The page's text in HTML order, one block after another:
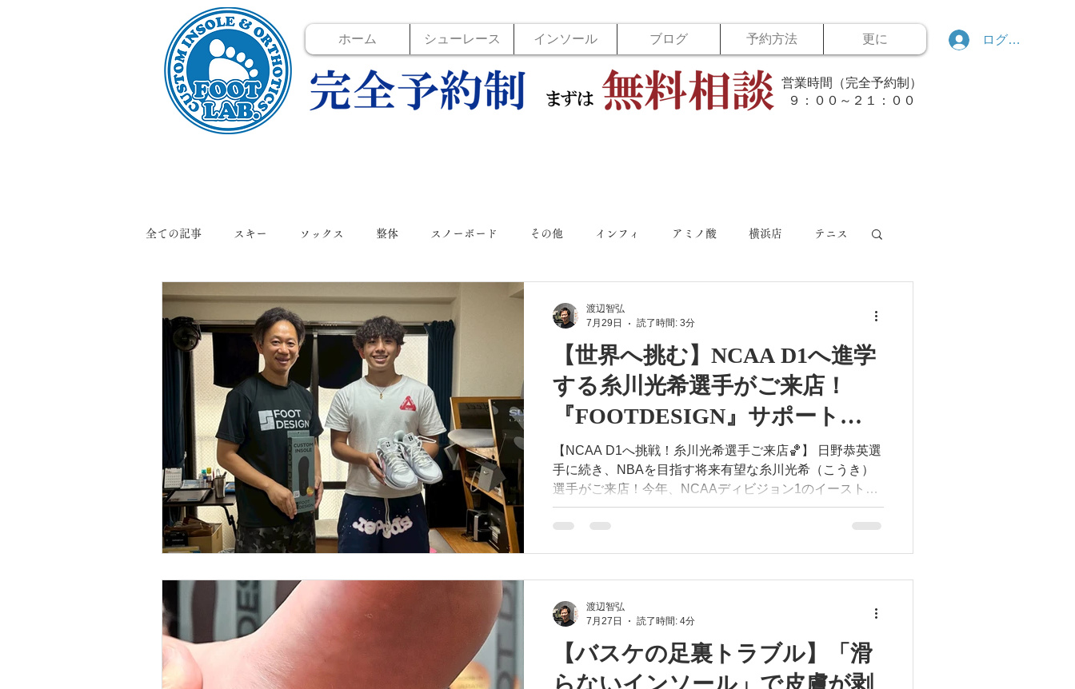
ホーム シューレース インソール ブログ 予約方法 更に
営業時間（完全予約制）
​９：００～２１：００
ログイン
全ての記事 スキー ソックス 整体 スノーボード その他 インフィ アミノ酸 横浜店 テニス
イベント インソール フットラボ バックジョイ
坂戸店 トレーニング サッカー ルームシューズ 脊柱管狭窄症
ウェブストア トレイル 脳梗塞 オーソティックス 外反母趾 SPLC
【世界へ挑む】NCAA D1へ進学
する糸川光希選手がご来店！
『FOOTDESIGN』サポート契
約締結のお知らせ🏀
【NCAA D1へ挑戦！糸川光希選手ご来店🏀】 日野恭英選
手に続き、NBAを目指す将来有望な糸川光希（こうき）
選手がご来店！今年、NCAAディビジョン1のイーストテ
ネシー州立大学（ETSU）へのコミットが決まった注目の
プレーヤーです🔥 今回も【まなぶ鍼灸整骨院】樋口先生
元環境を整えるカスタムインソールを作製しました！ そ
してこの度、『FOOTDESIGN』サポートアスリートとし
て正式契約を締結！ 今年誕生したFOOTDESIGNは、下か
ら「支えず」、激しい切り返しや踏み込みでのグラつき
を物理的にサポート。足本来のしなやかな動きを引き出
します。 これから世界を相手に戦う糸川選手を、足元か
渡辺智弘
7月29日
読了時間: 3分
【バスケの足裏トラブル】「滑
らないインソール」で皮膚が剥
渡辺智弘
7月27日
読了時間: 4分